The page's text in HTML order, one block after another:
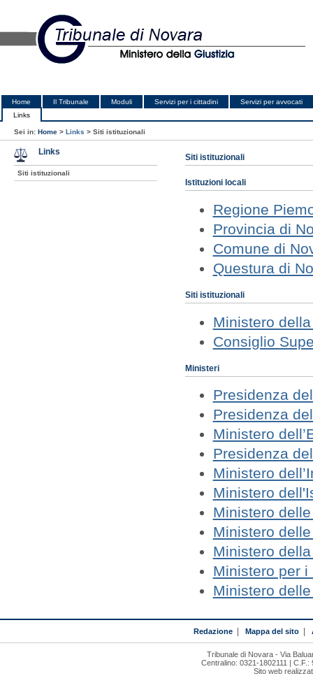
Home Il Tribunale Moduli Servizi per i cittadini
Servizi per avvocati
Links
Sei in: Home > Links > Siti istituzionali
Siti istituzionali
Istituzioni locali
Regione
Provincia di
Comune di
Questura di
Siti istituzionali
Ministero
Consiglio
Ministeri
Presidenza
Presidenza
Ministero
Presidenza
Ministero
Ministero
Ministero
Ministero
Ministero
Ministero per
Ministero
Links
Siti istituzionali
Redazione| Mappa del sito|
Tribunale di Novara - Via
Centralino: 0321-1802111 |
Sito web